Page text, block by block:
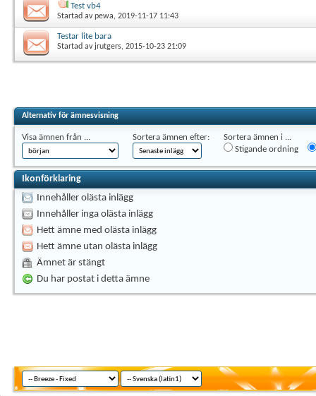
Test vb4
Startad avpewa, 2019-11-17 11:43
Testar lite bara
Startad av jrutgers, 2015-10-23 21:09
Alternativ för ämnesvisning
Visa ämnen från ... Sortera ämnen efter:
Sortera ämnen i ...
Stigande ordning
Ikonförklaring
Innehåller olästa inlägg
Innehåller inga olästa inlägg
Hett ämne med olästa inlägg
Hett ämne utan olästa inlägg
Ämnet är stängt
Du har postat i detta ämne